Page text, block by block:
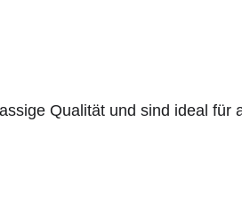
Qualität und sind ideal für